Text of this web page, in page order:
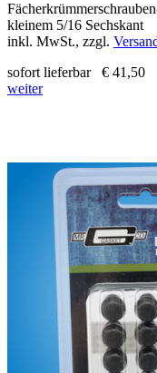
kleinem 5/16 Sechskant
inkl. MwSt., zzgl.
sofort lieferbar
€ 41,50
weiter